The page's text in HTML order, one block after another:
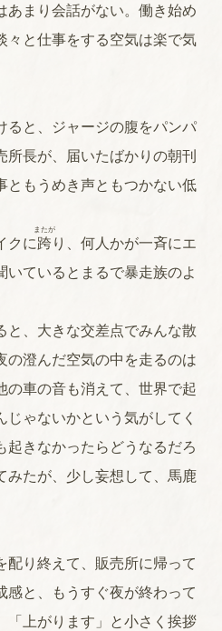
まり会話がない。働き始め
々と仕事をする空気は楽で気
と、ジャージの腹をパンパ
所長が、届いたばかりの朝刊
ともうめき声ともつかない低
クに跨
またが
り、何人かが一斉にエ
いているとまるで暴走族のよ
、大きな交差点でみんな散
の澄んだ空気の中を走るのは
の車の音も消えて、世界で起
ゃないかという気がしてく
起きなかったらどうなるだろ
みたが、少し妄想して、馬鹿
り終えて、販売所に帰って
感と、もうすぐ夜が終わって
「上がります」と小さく挨拶